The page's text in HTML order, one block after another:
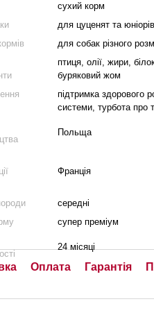
сухий корм
для цуценят та юніорів
для собак різного
птиця, олії, жири,
буряковий жом
підтримка здорового
системи, турбота про
Польща
Франція
середні
супер преміум
24 місяці
Оплата Гарантія